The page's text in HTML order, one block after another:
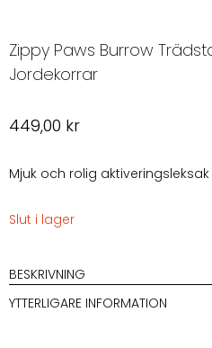
Zippy Paws Burrow
Jordekorrar
449,00 kr
Mjuk och rolig
Slut i lager
BESKRIVNING
YTTERLIGARE INFORMATION